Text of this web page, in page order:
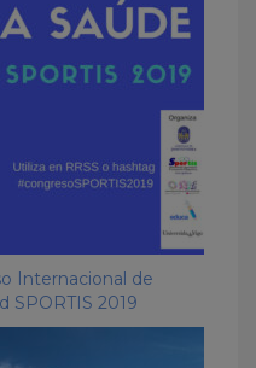
Internacional de
SPORTIS 2019